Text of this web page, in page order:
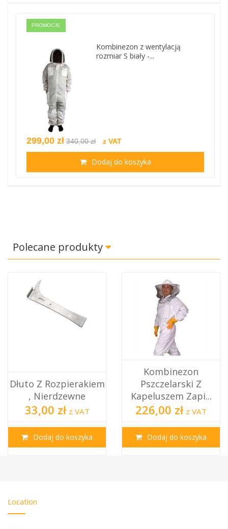
PROMOCJE
Kombinezon z wentylacją
rozmiar S biały -...
299,00 zł 340,00 zł z VAT
Dodaj do koszyka
Polecane produkty
Dłuto Z Rozpierakiem
, Nierdzewne
33,00 zł z VAT
Dodaj do koszyka
Kombinezon
Pszczelarski Z
Kapeluszem Zapi...
226,00 zł z VAT
Dodaj do koszyka
Location